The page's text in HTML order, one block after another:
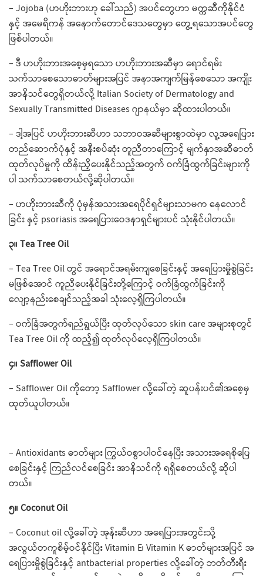
– Jojoba (ဟဟိုးဘားဟု ခေါ်သည်) အပင်​တွေဟာ မက္ကဆီကိုနိုင်ငံ
နှင့် အမေရိကန် အနောက်တောင်ဒေသ​တွေမှာ ​တွေ့ရ​သောအပင်​တွေ
ဖြစ်ပါတယ်။
– ဒီ ဟဟိုးဘားအ​စေ့မှရ​သော ဟဟိုးဘားအဆီမှာ ရောင်ရမ်း
သက်သာ​စေ​သောဓာတ်များအပြင် အနာအကျက်မြန်​စေ​သော အကျိုး
အာနိသင်​တွေရှိတယ်လို့ Italian Society of Dermatology and
Sexually Transmitted Diseases ဂျာနယ်မှာ ဆိုထားပါတယ်။
– ဒါ့အပြင် ဟဟိုးဘားဆီဟာ သဘာဝအဆီများစွာထဲမှာ လူ့အ​ရေပြား
တည်​ဆောက်ပုံနှင့် အနီးစပ်ဆုံး တူညီတာ​ကြောင့် မျက်နှာအဆီဓာတ်
ထုတ်လုပ်မှုကို ထိန်းညှိ​ပေးနိုင်သည့်အတွက် ဝက်ခြံထွက်ခြင်းများကို
ပါ သက်သာ​စေတယ်လို့ဆိုပါတယ်။
– ဟဟိုးဘားဆီကို ပုံမှန်အသားအ​ရေပိုင်ရှင်များသာမက ​နေ​လောင်
ခြင်း နှင့် psoriasis​ အ​ရေပြားဝေဒနာရှင်များပင် သုံးနိုင်ပါတယ်။
၃။ Tea Tree Oil
– Tea Tree Oil တွင် အ​ရောင်အရမ်းကျ​စေခြင်းနှင့် အ​ရေပြားမှိုစွဲခြင်း
မဖြစ်​အောင် ကူညီပေးနိုင်ခြင်းတို့​ကြောင့် ဝက်ခြံထွက်ခြင်းကို ​
လျော့နည်း​စေချင်သည့်အခါ သုံး​လေ့ရှိကြပါတယ်။
– ဝက်ခြံအတွက်ရည်ရွယ်ပြီး ထုတ်လုပ်​သော skin care အများစုတွင်
Tea Tree Oil ကို ထည့်၍ ထုတ်လုပ်​လေ့ရှိကြပါတယ်။
၄။ Safflower Oil
– Safflower Oil ကို​တော့ Safflower လို့​ခေါ်တဲ့ ဆူပန်းပင်၏အ​စေ့မှ
ထုတ်ယူပါတယ်။
– Antioxidants ဓာတ်များ ကြွယ်ဝစွာပါဝင်​နေပြီး အသားအ​ရေစိုပြေ​
စေခြင်းနှင့် ကြည်လင်​စေခြင်း အာနိသင်ကို ရရှိ​စေတယ်လို့ ဆိုပါ
တယ်။
၅။ Coconut Oil
– Coconut oil လို့​ခေါ်တဲ့ အုန်းဆီဟာ အ​ရေပြားအတွင်းသို့
အလွယ်တကူစိမ့်ဝင်နိုင်ပြီး Vitamin E၊ Vitamin K ဓာတ်များအပြင် အ​
ရေပြားမှိုစွဲခြင်းနှင့် ​antbacterial properties လို့ခေါ်တဲ့ ဘတ်တီးရီး